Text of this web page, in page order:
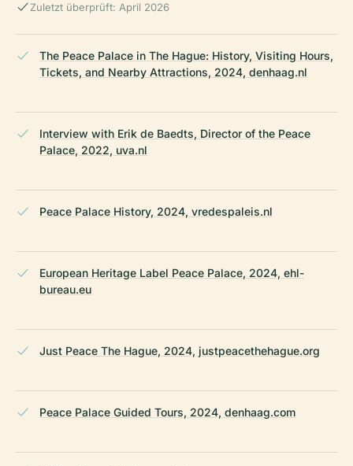
Zuletzt überprüft: April 2026
The Peace Palace in The Hague: History, Visiting Hours,
Tickets, and Nearby Attractions, 2024, denhaag.nl
Interview with Erik de Baedts, Director of the Peace
Palace, 2022, uva.nl
Peace Palace History, 2024, vredespaleis.nl
European Heritage Label Peace Palace, 2024, ehl-
bureau.eu
Just Peace The Hague, 2024, justpeacethehague.org
Peace Palace Guided Tours, 2024, denhaag.com